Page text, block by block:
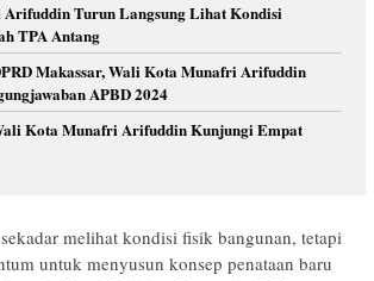
Turun Langsung Lihat Kondisi
TPA Antang
Makassar, Wali Kota Munafri Arifuddin
APBD 2024
Kota Munafri Arifuddin Kunjungi Empat
melihat kondisi fisik bangunan, tetapi
untuk menyusun konsep penataan baru